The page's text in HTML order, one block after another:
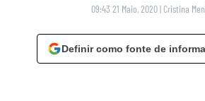
09:43 21 Maio, 2020 | Cristina
Definir como fonte de